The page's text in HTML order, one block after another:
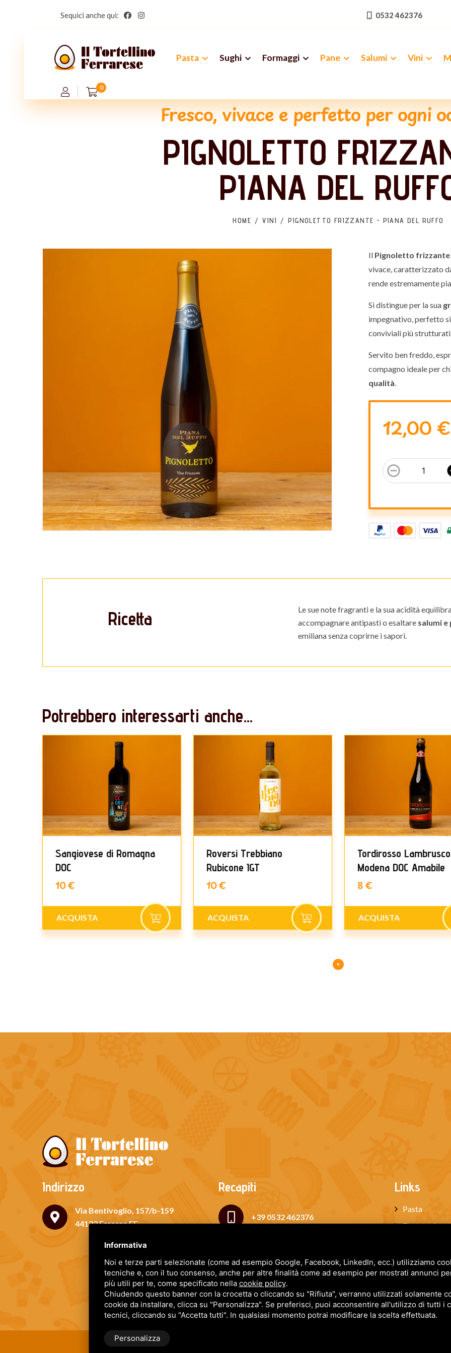
Sequici anche qui: 0532 462376
Pasta Sughi Formaggi Pane Salumi Vini
0
Fresco, vivace e perfetto per ogni
PIGNOLETTO
PIANA DEL
HOME VINI PIGNOLETTO FRIZZANTE - PIANA DEL RUFFO
Il Pignoletto frizzante
vivace, caratterizzato
rende estremamente
Si distingue per la sua
impegnativo, perfetto
conviviali più
Servito ben freddo,
compagno ideale per
qualità
12,00 €
remove_circle_outline
Ricetta
Le sue note fragranti e la sua acidità
accompagnare antipasti o esaltare salumi
emiliana senza coprirne i sapori.
Potrebbero interessarti anche...
Sangiovese di Romagna
DOC
10 €
ACQUISTA
Roversi Trebbiano
Rubicone IGT
10 €
ACQUISTA
Tordirosso
Modena DOC Amabile
8 €
ACQUISTA
Indirizzo
Via Bentivoglio, 157/b-159
44122 Ferrara FE
Recapiti
+39 0532 462376
paola@iltortellinoferrarese.it
Links
Pasta
Formaggi
Miele
Box regalo
Blog
Newsletter
IL TORTELLINO FERRARESE DI FORLANI PAOLA - P.IVA: 02059090387 - CF: FRLPLA80A44D548V - R.E.A. 222445
Informativa
Noi e terze parti selezionate (come ad esempio Google, Facebook, LinkedIn, ecc.) utilizziamo
tecniche e, con il tuo consenso, anche per altre finalità come ad esempio per mostrati annunci
più utili per te, come specificato nella cookie policy.
Chiudendo questo banner con la crocetta o cliccando su "Rifiuta", verranno utilizzati solamente
cookie da installare, clicca su "Personalizza". Se preferisci, puoi acconsentire all'utilizzo di tutti i
tecnici, cliccando su "Accetta tutti". In qualsiasi momento potrai modificare la scelta effettuata.
Personalizza